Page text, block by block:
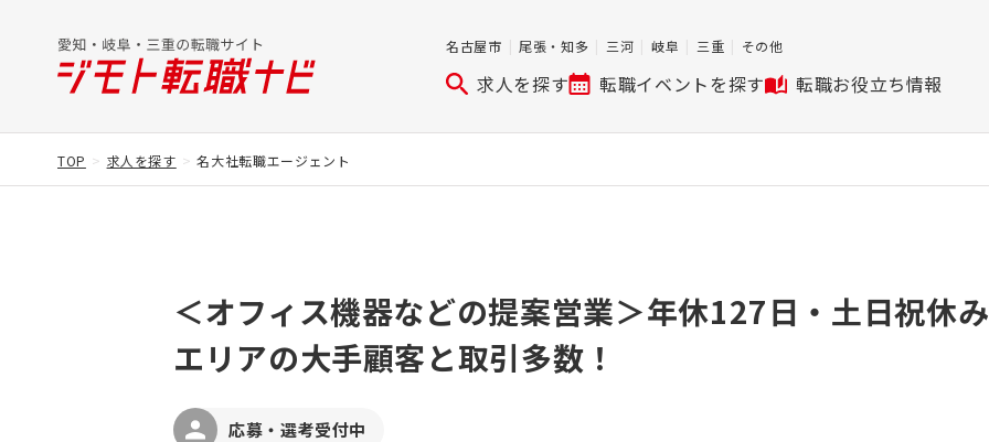
名古屋市 尾張・知多 三河 岐阜 三重 その他
求人を探す 転職イベントを探す 転職お役立ち情報
TOP 求人を探す 名大社転職エージェント
＜オフィス機器などの提案営業＞年休127日・土日祝休
エリアの大手顧客と取引多数！
応募・選考受付中